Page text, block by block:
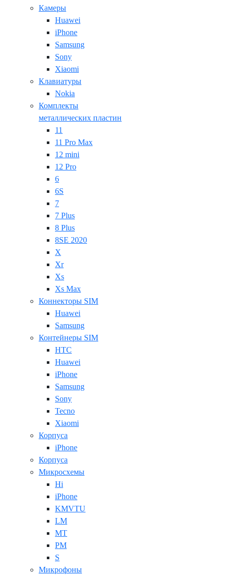
Камеры
Huawei
iPhone
Samsung
Sony
Xiaomi
Клавиатуры
Nokia
Комплекты
металлических пластин
11
11 Pro Max
12 mini
12 Pro
6
6S
7
7 Plus
8 Plus
8SE 2020
X
Xr
Xs
Xs Max
Коннекторы SIM
Huawei
Samsung
Контейнеры SIM
HTC
Huawei
iPhone
Samsung
Sony
Tecno
Xiaomi
Корпуса
iPhone
Корпуса
Микросхемы
Hi
iPhone
KMVTU
LM
MT
PM
S
Микрофоны